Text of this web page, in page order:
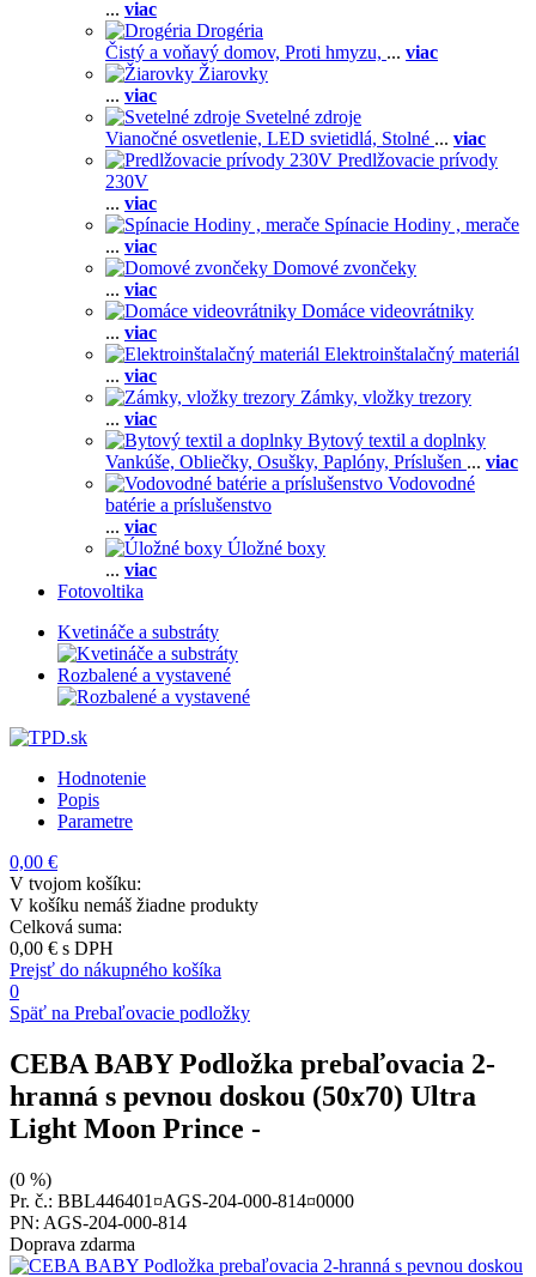
... viac
Drogéria
Čistý a voňavý domov, Proti hmyzu, ... viac
Žiarovky
... viac
Svetelné zdroje
Vianočné osvetlenie, LED svietidlá, Stolné ... viac
Predlžovacie prívody
230V
... viac
Spínacie Hodiny , merače
... viac
Domové zvončeky
... viac
Domáce videovrátniky
... viac
Elektroinštalačný materiál
... viac
Zámky, vložky trezory
... viac
Bytový textil a doplnky
Vankúše, Obliečky, Osušky, Paplóny, Príslušen ... viac
Vodovodné
batérie a príslušenstvo
... viac
Úložné boxy
... viac
Fotovoltika
Kvetináče a substráty
Rozbalené a vystavené
Hodnotenie
Popis
Parametre
0,00 €
V tvojom košíku:
V košíku nemáš žiadne produkty
Celková suma:
0,00 € s DPH
Prejsť do nákupného košíka
0
Späť na Prebaľovacie podložky
CEBA BABY Podložka prebaľovacia 2-
hranná s pevnou doskou (50x70) Ultra
Light Moon Prince -
(0 %)
Pr. č.: BBL446401¤AGS-204-000-814¤0000
PN: AGS-204-000-814
Doprava zdarma